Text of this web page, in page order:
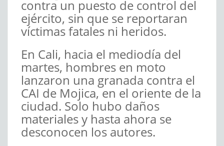
contra un puesto de control del
ejército, sin que se reportaran
víctimas fatales ni heridos.
En Cali, hacia el mediodía del
martes, hombres en moto
lanzaron una granada contra el
CAI de Mojica, en el oriente de la
ciudad. Solo hubo daños
materiales y hasta ahora se
desconocen los autores.